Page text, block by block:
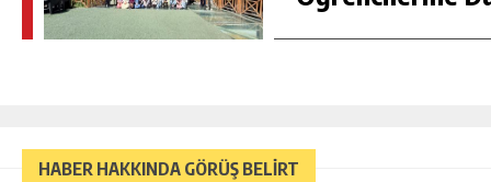
HABER HAKKINDA GÖRÜŞ BELİRT